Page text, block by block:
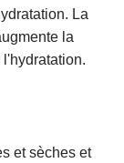
La
la
et sèches et